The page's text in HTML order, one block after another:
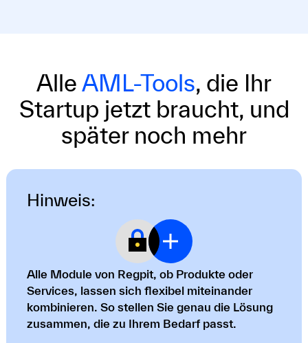
Hinweis:
Alle Module von Regpit, ob Produkte oder
Services, lassen sich flexibel miteinander
kombinieren. So stellen Sie genau die Lösung
zusammen, die zu Ihrem Bedarf passt.
Alle AML-Tools, die Ihr
Startup jetzt braucht, und
später noch mehr